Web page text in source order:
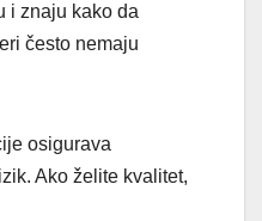
i znaju kako da
često nemaju
osigurava
Ako želite kvalitet,